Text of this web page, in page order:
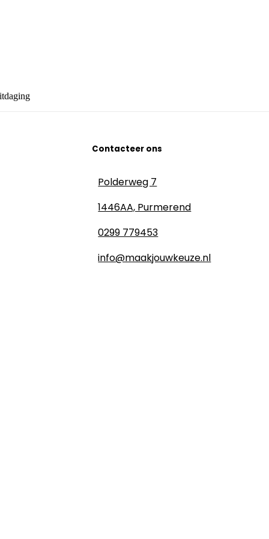
Contacteer ons
Polderweg 7
1446AA, Purmerend
0299 779453
info@maakjouwkeuze.nl